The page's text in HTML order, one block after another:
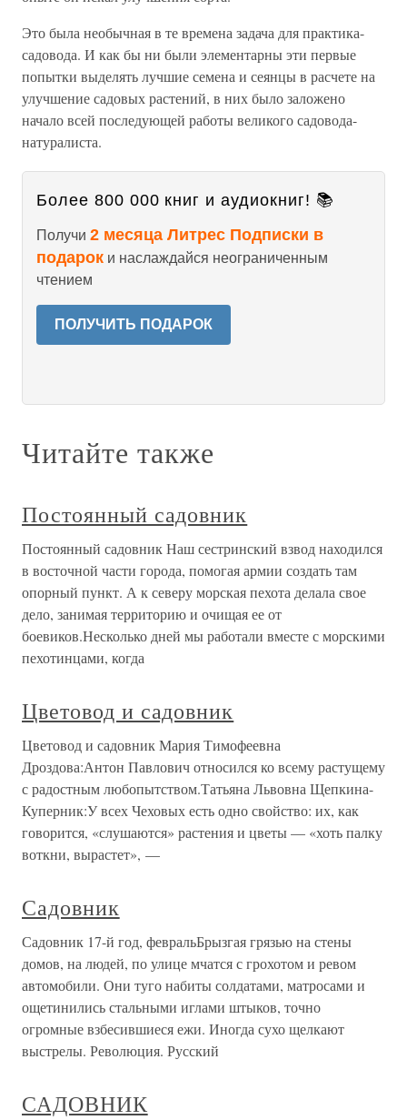
Это была необычная в те времена задача для практика-
садовода. И как бы ни были элементарны эти первые
попытки выделять лучшие семена и сеянцы в расчете на
улучшение садовых растений, в них было заложено
начало всей последующей работы великого садовода-
натуралиста.
Более 800 000 книг и аудиокниг! 📚
Получи 2 месяца Литрес Подписки в
подарок и наслаждайся неограниченным
чтением
ПОЛУЧИТЬ ПОДАРОК
Читайте также
Постоянный садовник
Постоянный садовник Наш сестринский взвод находился
в восточной части города, помогая армии создать там
опорный пункт. А к северу морская пехота делала свое
дело, занимая территорию и очищая ее от
боевиков.Несколько дней мы работали вместе с морскими
пехотинцами, когда
Цветовод и садовник
Цветовод и садовник Мария Тимофеевна
Дроздова:Антон Павлович относился ко всему растущему
с радостным любопытством.Татьяна Львовна Щепкина-
Куперник:У всех Чеховых есть одно свойство: их, как
говорится, «слушаются» растения и цветы — «хоть палку
воткни, вырастет», —
Садовник
Садовник 17-й год, февральБрызгая грязью на стены
домов, на людей, по улице мчатся с грохотом и ревом
автомобили. Они туго набиты солдатами, матросами и
ощетинились стальными иглами штыков, точно
огромные взбесившиеся ежи. Иногда сухо щелкают
выстрелы. Революция. Русский
САДОВНИК